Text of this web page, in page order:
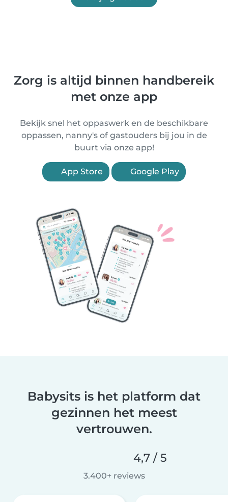
Zorg is altijd binnen handbereik
met onze app
Bekijk snel het oppaswerk en de beschikbare
oppassen, nanny's of gastouders bij jou in de
buurt via onze app!
App Store Google Play
Babysits is het platform dat
gezinnen het meest
vertrouwen.
4,7 / 5
3.400+ reviews